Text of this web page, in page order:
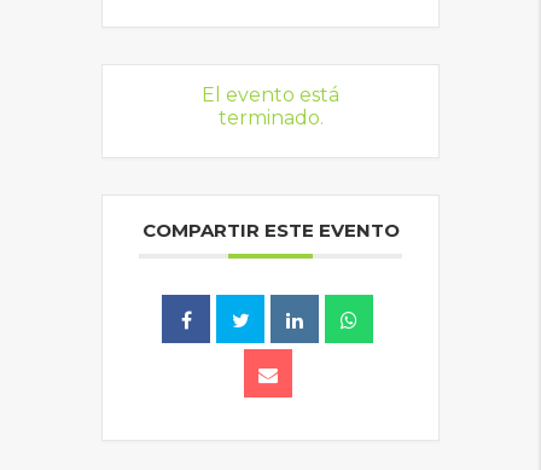
El evento está
terminado.
COMPARTIR ESTE EVENTO